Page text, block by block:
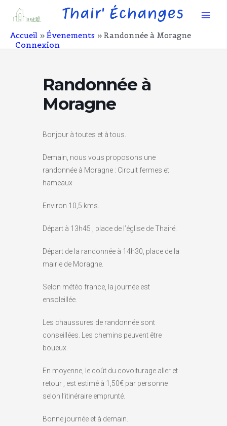
contenu
Accueil Évenements Randonnée à Moragne
Connexion
Randonnée à
Moragne
Bonjour à toutes et à tous.
Demain, nous vous proposons une
randonnée à Moragne : Circuit fermes et
hameaux
Environ 10,5 kms.
Départ à 13h45 , place de l’église de Thairé.
Départ de la randonnée à 14h30, place de la
mairie de Moragne.
Selon météo france, la journée est
ensoleillée.
Les chaussures de randonnée sont
conseillées. Les chemins peuvent être
boueux.
En moyenne, le coût du covoiturage aller et
retour , est estimé à 1,50€ par personne
selon l’itinéraire emprunté.
Bonne journée et à demain.